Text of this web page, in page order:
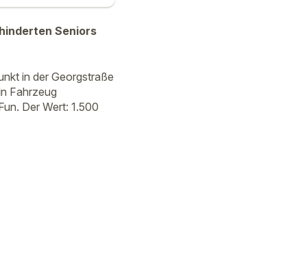
Seniors
in der Georgstraße
Fahrzeug
Der Wert: 1.500